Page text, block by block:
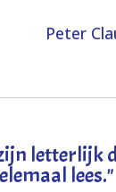
Peter
letterlijk
lees."